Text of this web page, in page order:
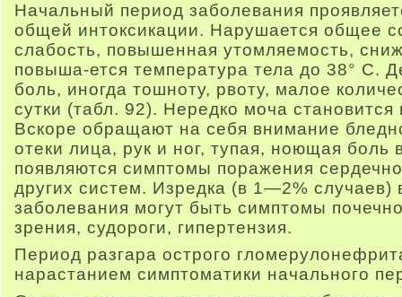
Начальный период заболевания
общей интоксикации. Нарушается общее
слабость, повышенная утомляемость,
повыша-ется температура тела до 38° С.
боль, иногда тошноту, рвоту, малое
сутки (табл. 92). Нередко моча
Вскоре обращают на себя внимание
отеки лица, рук и ног, тупая, ноющая боль
появляются симптомы поражения
других систем. Изредка (в 1—2% случаев)
заболевания могут быть симптомы
зрения, судороги, гипертензия.
Период разгара острого
нарастанием симптоматики начального